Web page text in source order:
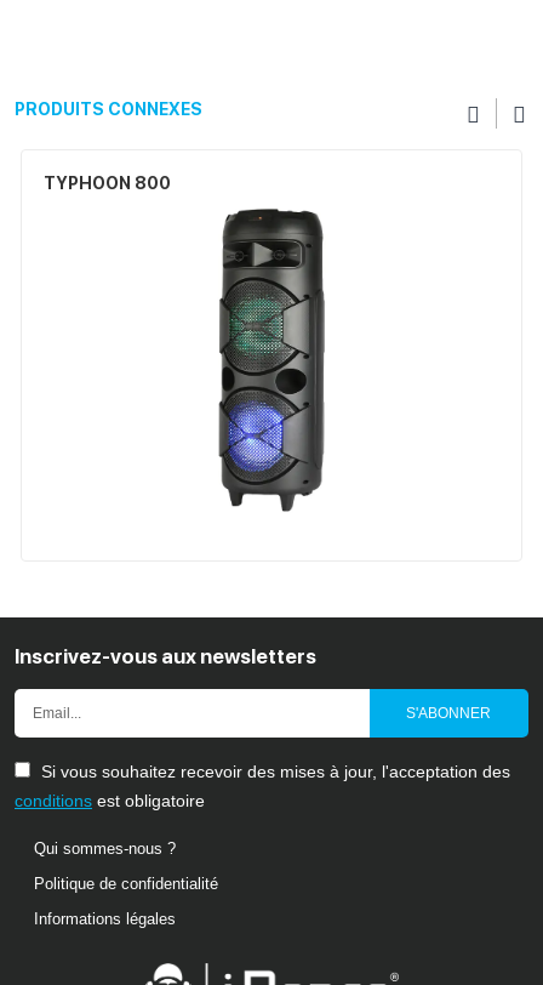
PRODUITS CONNEXES
TYPHOON 800
Qui sommes-nous ?
Politique de confidentialité
Informations légales
Inscrivez-vous aux newsletters
S'ABONNER
Si vous souhaitez recevoir des mises à jour, l'acceptation des
conditions est obligatoire